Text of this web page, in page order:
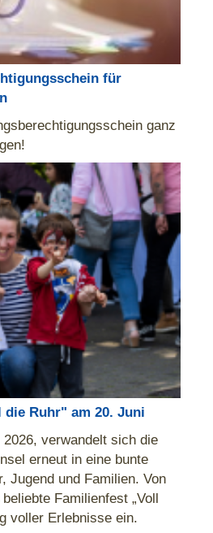
für
ganz
Ruhr" am 20. Juni
verwandelt sich die
erneut in eine bunte
Jugend und Familien. Von
Familienfest „Voll
voller Erlebnisse ein.